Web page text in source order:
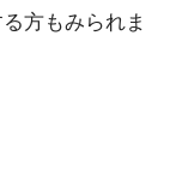
方もみられま